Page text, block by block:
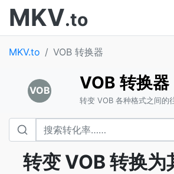
MKV.to
MKV.to VOB 转换器
VOB VOB 转换器
转变 VOB 各种格式之间的
转变 VOB 转换为